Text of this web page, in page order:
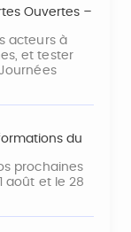
Ouvertes –
acteurs à
et tester
du
prochaines
août et le 28